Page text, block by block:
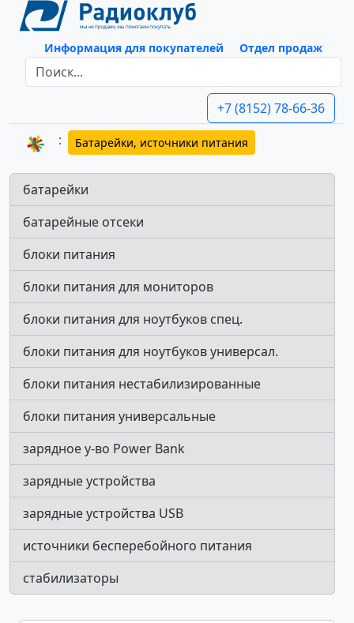
Информация для покупателей Отдел продаж
+7 (8152) 78-66-36
Батарейки, источники питания
батарейки
батарейные отсеки
блоки питания
блоки питания для мониторов
блоки питания для ноутбуков спец.
блоки питания для ноутбуков универсал.
блоки питания нестабилизированные
блоки питания универсальные
зарядное у-во Power Bank
зарядные устройства
зарядные устройства USB
источники бесперебойного питания
стабилизаторы